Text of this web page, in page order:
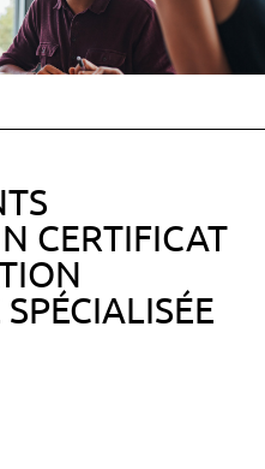
CERTIFICAT